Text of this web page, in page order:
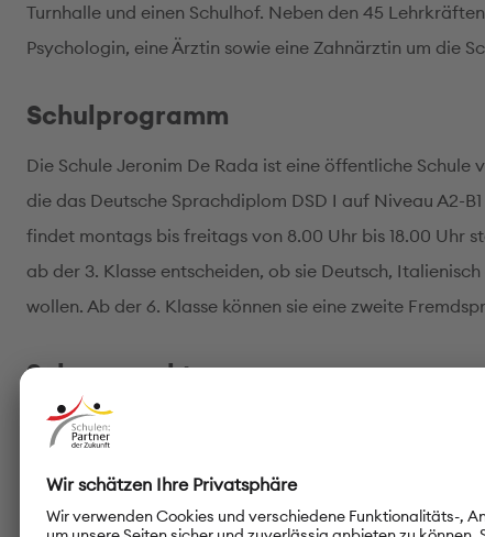
Turnhalle und einen Schulhof. Neben den 45
Psychologin, eine Ärztin sowie eine Zahnärztin um die
Schulprogramm
Die Schule Jeronim De Rada ist eine öffentliche Schule
die das Deutsche Sprachdiplom DSD I auf Niveau A2-
findet montags bis freitags von 8.00 Uhr bis 18.00 Uhr
ab der 3. Klasse entscheiden, ob sie Deutsch,
wollen. Ab der 6. Klasse können sie eine zweite
Schwerpunkte
Unsere Direktorin legt großen Wert auf die Kreativität
unterstützen.